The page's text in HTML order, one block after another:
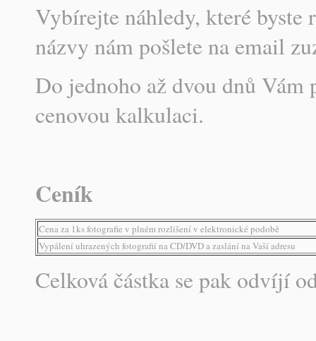
Vybírejte náhledy, které
názvy nám pošlete na email
Do jednoho až dvou dnů
cenovou kalkulaci.
Ceník
Cena za 1ks fotografie v plném rozlišení v elektronické podobě
Vypálení uhrazených fotografií na CD/DVD a zaslání na Vaší adresu
Celková částka se pak odvíjí